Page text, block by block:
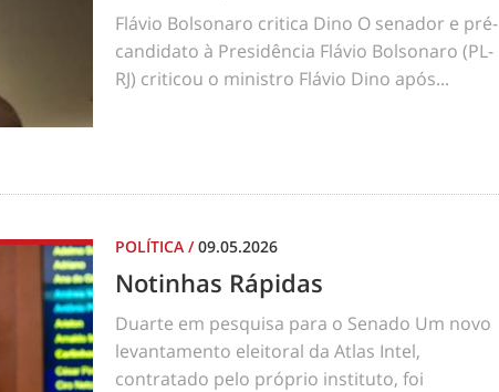
Flávio Bolsonaro critica Dino O senador e pré-
candidato à Presidência Flávio Bolsonaro (PL-
RJ) criticou o ministro Flávio Dino após...
POLÍTICA /09.05.2026
Notinhas Rápidas
Duarte em pesquisa para o Senado Um novo
levantamento eleitoral da Atlas Intel,
contratado pelo próprio instituto, foi